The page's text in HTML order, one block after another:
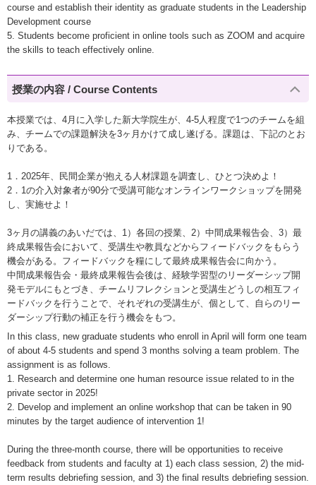
course and establish their identity as graduate students in the Leadership
Development course
5. Students become proficient in online tools such as ZOOM and acquire
the skills to teach effectively online.
授業の内容 / Course Contents
本授業では、4月に入学した新大学院生が、4-5人程度で1つのチームを組
み、チームでの課題解決を3ヶ月かけて成し遂げる。課題は、下記のとお
りである。
1．2025年、民間企業が抱える人材課題を調査し、ひとつ決めよ！
2．1の介入対象者が90分で受講可能なオンラインワークショップを開発
し、実施せよ！
3ヶ月の講義のあいだでは、1）各回の授業、2）中間成果報告会、3）最
終成果報告会において、受講生や教員などからフィードバックをもらう
機会がある。フィードバックを糧にして最終成果報告会に向かう。
中間成果報告会・最終成果報告会後は、経験学習型のリーダーシップ開
発モデルにもとづき、チームリフレクションと受講生どうしの相互フィ
ードバックを行うことで、それぞれの受講生が、個として、自らのリー
ダーシップ行動の補正を行う機会をもつ。
In this class, new graduate students who enroll in April will form one team
of about 4-5 students and spend 3 months solving a team problem. The
assignment is as follows.
1. Research and determine one human resource issue related to in the
private sector in 2025!
2. Develop and implement an online workshop that can be taken in 90
minutes by the target audience of intervention 1!
During the three-month course, there will be opportunities to receive
feedback from students and faculty at 1) each class session, 2) the mid-
term results debriefing session, and 3) the final results debriefing session.